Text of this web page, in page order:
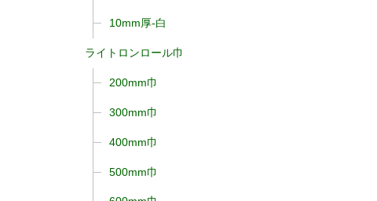
10mm厚-白
ライトロンロール巾
200mm巾
300mm巾
400mm巾
500mm巾